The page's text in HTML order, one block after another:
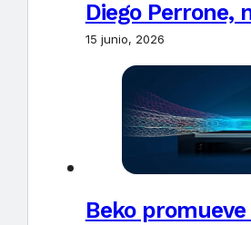
Diego Perrone,
15 junio, 2026
Beko